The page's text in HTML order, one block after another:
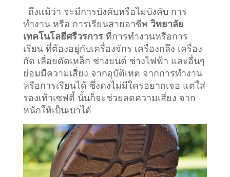
ถึงแม้ว่า จะมีการบังคับหรือไม่บังคับ การ
ทำงาน หรือ การเรียนสายอาชีพ วิทยาลัย
เทคโนโลยีศรีวรการที่การทำงานหรือการ
เรียน ที่ต้องอยู่กับเครื่องจักร เครื่องกลึง เครื่อง
กัด เลื่อยตัดเหล็ก ช่างยนต์ ช่างไฟฟ้า และอื่นๆ
ย่อมมีความเสี่ยง จากอุบัติเหต จากการทำงาน
หรือการเรียนได้ ซึ่งคงไม่มีใครอยากเจอ แต่ใส่
รองเท้าเซฟตี้ นั้นก็จะช่วยลดความเสี่ยง จาก
หนักให้เป็นเบาได้